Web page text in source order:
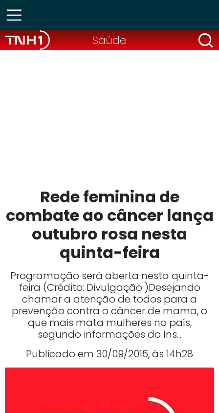
Saúde
Rede feminina de
combate ao câncer lança
outubro rosa nesta
quinta-feira
Programação será aberta nesta quinta-
feira (Crédito: Divulgação )Desejando
chamar a atenção de todos para a
prevenção contra o câncer de mama, o
que mais mata mulheres no país,
segundo informações do Ins...
Publicado em 30/09/2015, às 14h28